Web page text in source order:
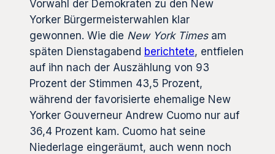
Vorwahl der Demokraten zu den New
Yorker Bürgermeisterwahlen klar
gewonnen. Wie die New York Timesam
späten Dienstagabend berichtete, entfielen
auf ihn nach der Auszählung von 93
Prozent der Stimmen 43,5 Prozent,
während der favorisierte ehemalige New
Yorker Gouverneur Andrew Cuomo nur auf
36,4 Prozent kam. Cuomo hat seine
Niederlage eingeräumt, auch wenn noch